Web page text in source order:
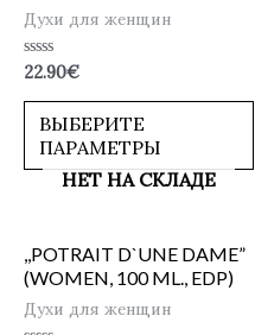
Духи для женщин
Оценка
из
22.90€
ВЫБЕРИТЕ
ПАРАМЕТРЫ
НЕТ НА СКЛАДЕ
,,POTRAIT D`UNE DAME”
(WOMEN, 100 ML., EDP)
Духи для женщин